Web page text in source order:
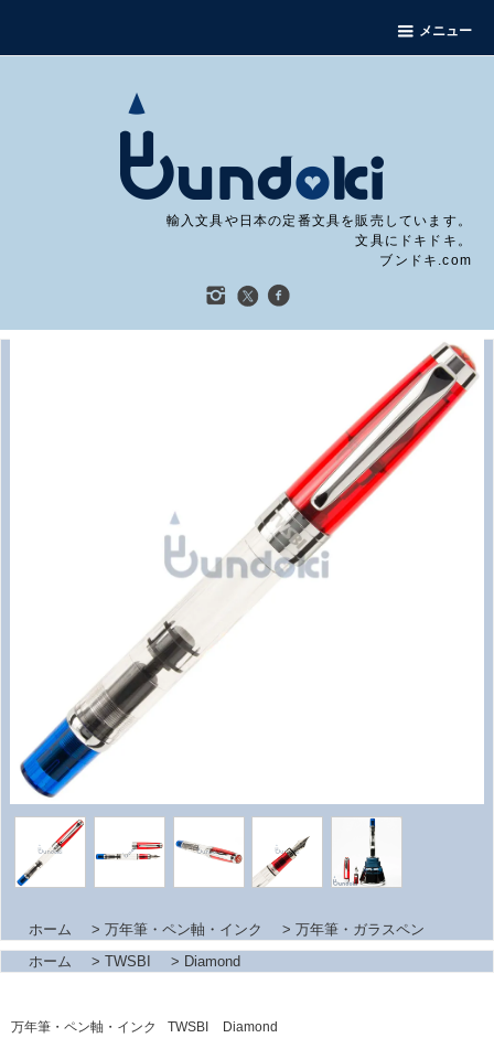
メニュー
輸入文具や日本の定番文具を販売しています。
文具にドキドキ。
ブンドキ.com
ホーム > 万年筆・ペン軸・インク > 万年筆・ガラスペン
ホーム
> TWSBI > Diamond
万年筆・ペン軸・インク TWSBI Diamond